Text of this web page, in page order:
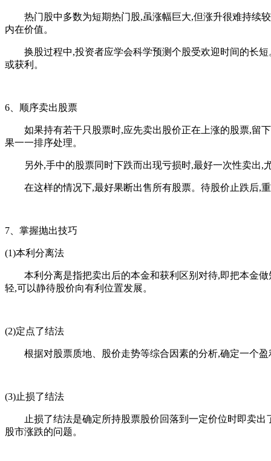
热门股中多数为短期热门股,虽涨幅巨大,但涨升很难持续较
内在价值。
换股过程中,投资者应学会科学预测个股受欢迎时间的长短
或获利。
6、顺序卖出股票
如果持有若干只股票时,应先卖出股价正在上涨的股票,留下
果一一排序处理。
另外,手中的股票同时下跌而出现亏损时,最好一次性卖出,
在这样的情况下,最好果断出售所有股票。待股价止跌后,
7、掌握抛出技巧
(1)本利分离法
本利分离是指把卖出后的本金和获利区别对待,即把本金做
轻,可以静待股价向有利位置发展。
(2)定点了结法
根据对股票质地、股价走势等综合因素的分析,确定一个盈
(3)止损了结法
止损了结法是确定所持股票股价回落到一定价位时即卖出
股市涨跌的问题。